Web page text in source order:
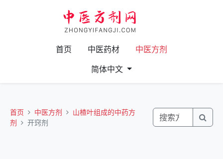
首页 中医药材
中医方剂
简体中文
首页 中医方剂
山楂叶组成的中药方
剂
开窍剂